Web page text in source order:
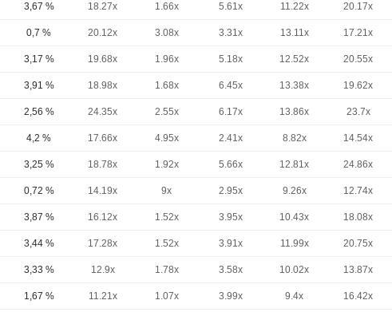
3,67 % 18.27x 1.66x 5.61x 11.22x 20.17x
0,7 % 20.12x 3.08x 3.31x 13.11x 17.21x
3,17 % 19.68x 1.96x 5.18x 12.52x 20.55x
3,91 % 18.98x 1.68x 6.45x 13.38x 19.62x
2,56 % 24.35x 2.55x 6.17x 13.86x 23.7x
4,2 % 17.66x 4.95x 2.41x 8.82x 14.54x
3,25 % 18.78x 1.92x 5.66x 12.81x 24.86x
0,72 % 14.19x 9x 2.95x 9.26x 12.74x
3,87 % 16.12x 1.52x 3.95x 10.43x 18.08x
3,44 % 17.28x 1.52x 3.91x 11.99x 20.75x
3,33 % 12.9x 1.78x 3.58x 10.02x 13.87x
1,67 % 11.21x 1.07x 3.99x 9.4x 16.42x